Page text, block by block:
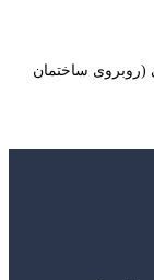
(روبروی ساختمان